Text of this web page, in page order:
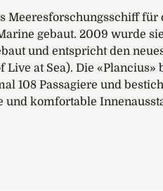
Meeresforschungsschiff für
gebaut. 2009 wurde
und entspricht den
Live at Sea). Die «Plancius»
108 Passagiere und
und komfortable